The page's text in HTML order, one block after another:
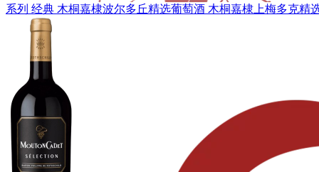
系列 经典 木桐嘉棣波尔多丘精选葡萄酒 木桐嘉棣上梅多克精